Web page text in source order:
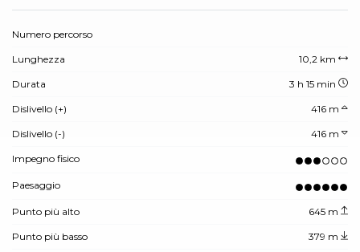
Numero percorso
Lunghezza 10,2 km
Durata 3 h 15 min
Dislivello (+) 416 m
Dislivello (-) 416 m
Impegno fisico
Paesaggio
Punto più alto 645 m
Punto più basso 379 m